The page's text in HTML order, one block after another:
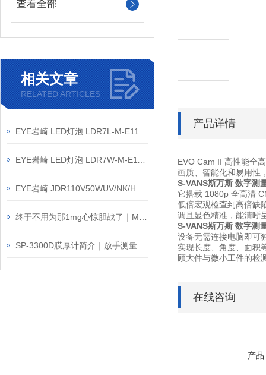
查看全部
相关文章
RELATED ARTICLES
产品详情
EVO Cam II 高性能全
画质、智能化和易用性
S-VANS斯万斯 数字测
它搭载 1080p 全高清
低倍宏观检查到高倍缺
调且显色精准，能清晰
S-VANS斯万斯 数字测
设备无需连接电脑即可
实现长度、角度、面积
顾大件与微小工件的检
在线咨询
产品